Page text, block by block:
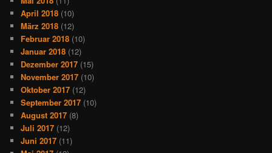
April 2018 (10)
März 2018 (12)
Februar 2018 (10)
Januar 2018 (12)
Dezember 2017 (15)
November 2017 (10)
Oktober 2017 (12)
September 2017 (10)
August 2017 (8)
Juli 2017 (12)
Juni 2017 (11)